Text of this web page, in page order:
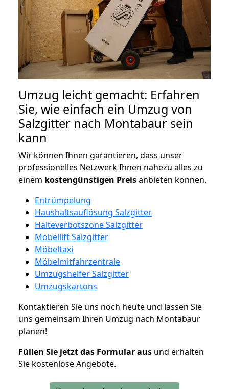
Umzug leicht gemacht: Erfahren
Sie, wie einfach ein Umzug von
Salzgitter nach Montabaur sein
kann
Wir können Ihnen garantieren, dass unser
professionelles Netzwerk Ihnen nahezu alles zu
einem kostengünstigen Preisanbieten können.
Entrümpelung
Haushaltsauflösung Salzgitter
Halteverbotszone Salzgitter
Möbellift Salzgitter
Möbeltaxi
Möbelmitfahrzentrale
Umzugshelfer Salzgitter
Umzugskartons
Kontaktieren Sie uns noch heute und lassen Sie
uns gemeinsam Ihren Umzug nach Montabaur
planen!
Füllen Sie jetzt das Formular aus und erhalten
Sie kostenlose Angebote.